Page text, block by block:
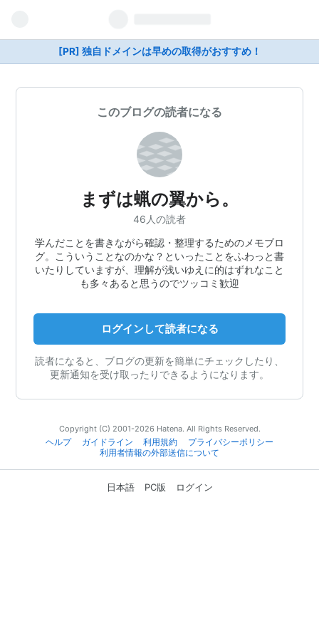
[PR] 独自ドメインは早めの取得がおすすめ！
このブログの読者になる
まずは蝋の翼から。
46人の読者
学んだことを書きながら確認・整理するためのメモブロ
グ。こういうことなのかな？といったことをふわっと書
いたりしていますが、理解が浅いゆえに的はずれなこと
も多々あると思うのでツッコミ歓迎
ログインして読者になる
読者になると、ブログの更新を簡単にチェックしたり、
更新通知を受け取ったりできるようになります。
Copyright (C) 2001-2026 Hatena. All Rights Reserved.
ヘルプ
ガイドライン 利用規約
プライバシーポリシー
利用者情報の外部送信について
日本語 PC版 ログイン